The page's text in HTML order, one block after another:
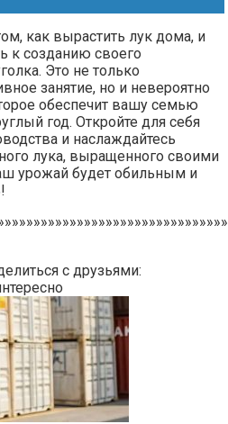
как вырастить лук дома, и
к созданию своего
Это не только
занятие, но и невероятно
обеспечит вашу семью
год. Откройте для себя
и наслаждайтесь
лука, выращенного своими
урожай будет обильным и
с друзьями: